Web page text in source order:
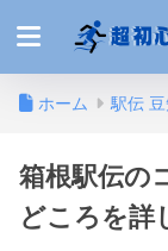
ホーム 駅伝
箱根駅伝の
どころを詳